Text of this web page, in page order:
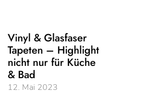
Vinyl & Glasfaser
Tapeten – Highlight
nicht nur für Küche
& Bad
12. Mai 2023